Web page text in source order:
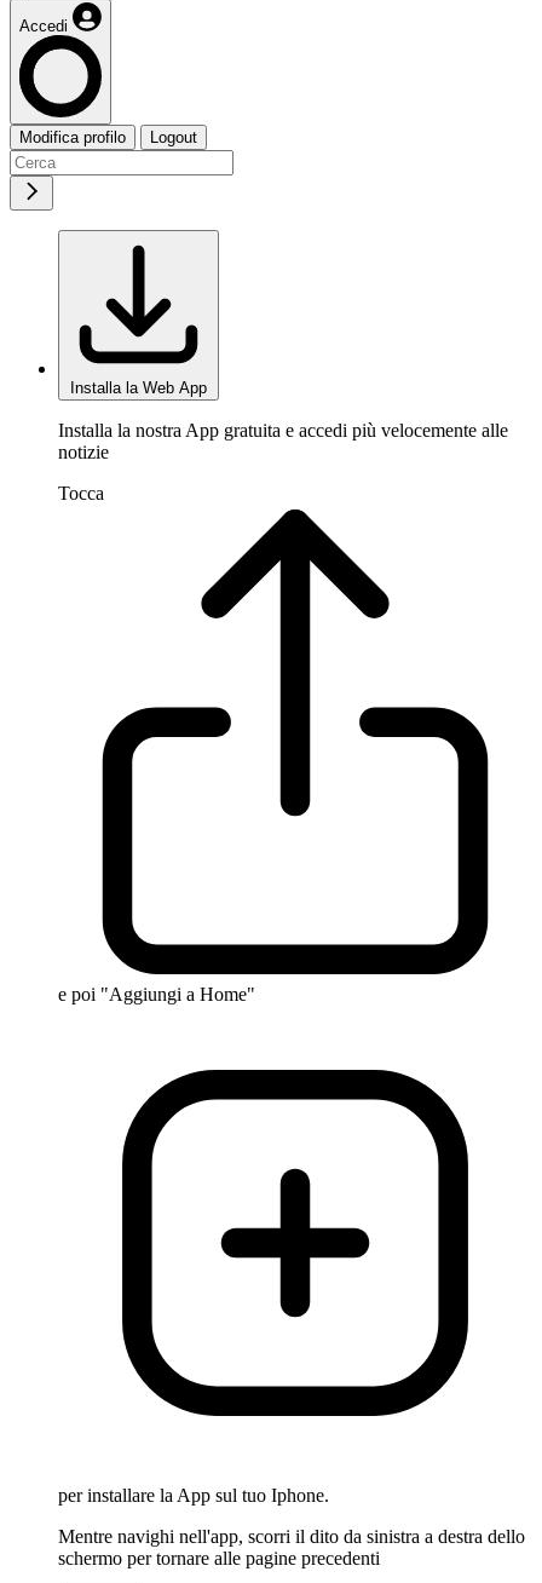
Accedi
Modifica profilo Logout
Installa la Web App
Installa la nostra App gratuita e accedi più velocemente alle
notizie
Tocca
e poi "Aggiungi a Home"
per installare la App sul tuo Iphone.
Mentre navighi nell'app, scorri il dito da sinistra a destra dello
schermo per tornare alle pagine precedenti